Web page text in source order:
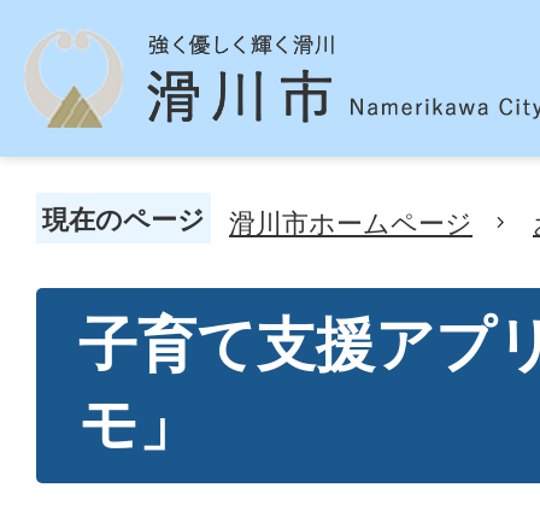
現在のページ 滑川市ホームページ
子育て支援アプ
モ」